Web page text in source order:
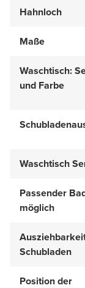
Hahnloch
Maße
Waschtisch:
und Farbe
Waschtisch
Passender
möglich
Schubladen
Position der